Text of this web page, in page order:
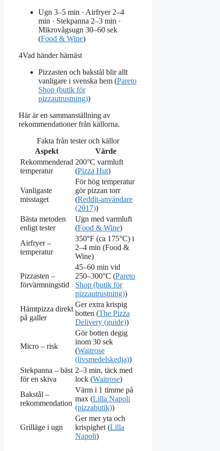
Ugn 3–5 min · Airfryer 2–4
min · Stekpanna 2–3 min ·
Mikrovågsugn 30–60 sek
(Food & Wine)
4Vad händer härnäst
Pizzasten och bakstål blir allt
vanligare i svenska hem (Pareto
Shop (butik för
pizzautrustning))
Här är en sammanställning av
rekommendationer från källorna.
Fakta från tester och källor
Aspekt
Värde
Rekommenderad
temperatur
200°C varmluft
(Pizza Hut)
Vanligaste
misstaget
För hög temperatur
gör pizzan torr
(Reddit-användare
(2017))
Bästa metoden
enligt tester
Ugn med varmluft
(Food & Wine)
Airfryer –
temperatur
350°F (ca 175°C) i
2–4 min (Food &
Wine)
Pizzasten –
förvärmningstid
45–60 min vid
250–300°C (Pareto
Shop (butik för
pizzautrustning))
Hämtpizza direkt
på galler
Ger extra krispig
botten (The Pizza
Delivery (guide))
Micro – risk
Gör botten degig
inom 30 sek
(Waitrose
(livsmedelskedja))
Stekpanna – bäst
för en skiva
2–3 min, täck med
lock (Waitrose)
Bakstål –
rekommendation
Värm i 1 timme på
max (Lilla Napoli
(pizzabutik))
Grilläge i ugn
Ger mer yta och
krispighet (Lilla
Napoli)